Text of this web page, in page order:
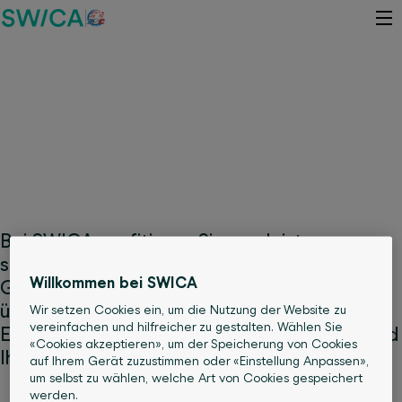
Bei SWICA profitieren Sie von leistungs­­
starken Ver­siche­rungs­lösungen, attraktiven
Gesundheits­­leis­tungen und einer
überdurchschnittlichen Service­qualität.
Entdecken Sie jetzt Ihre Vorteile – für Sie und
Ihre Familie.
Willkommen bei SWICA
Wir setzen Cookies ein, um die Nutzung der Website zu
vereinfachen und hilfreicher zu gestalten. Wählen Sie
«Cookies akzeptieren», um der Speicherung von Cookies
auf Ihrem Gerät zuzustimmen oder «Einstellung Anpassen»,
um selbst zu wählen, welche Art von Cookies gespeichert
werden.